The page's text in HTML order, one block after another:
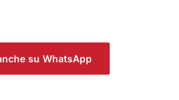
su WhatsApp